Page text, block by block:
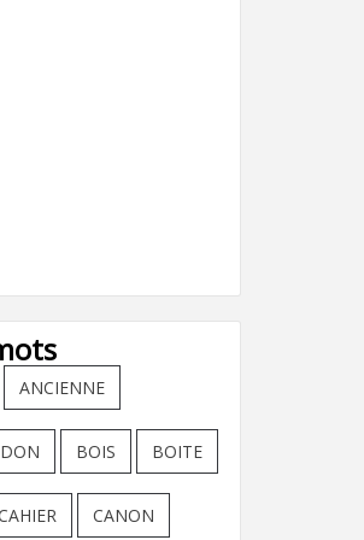
ANCIENNE
BOIS BOITE
CANON